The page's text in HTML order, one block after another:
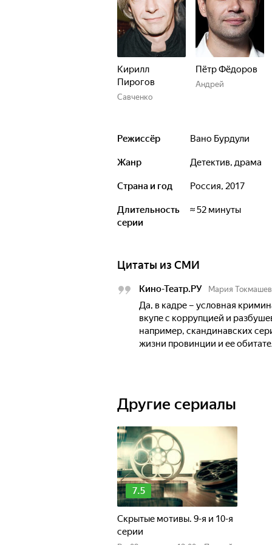
Кирилл
Пирогов
Савченко
Пётр Фёдоров
Андрей
Режиссёр Вано Бурдули
Жанр детектив, драма
Страна и год Россия, 2017
Длительность
серии
≈ 52 минуты
Цитаты из СМИ
Кино-Театр.РУ Мария
Да, в кадре – условная
вкупе с коррупцией и
например, скандинавских
жизни провинции и ее
Другие сериалы
7.5
Скрытые мотивы. 9-я и 10-я
серии